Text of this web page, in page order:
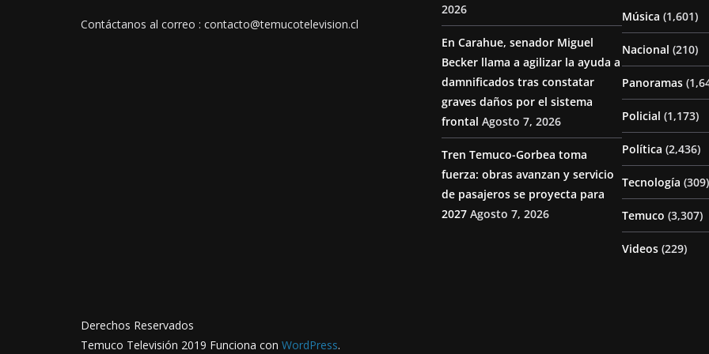
Contáctanos al correo : contacto@temucotelevision.cl
2026
En Carahue, senador Miguel
Becker llama a agilizar la ayuda a
damnificados tras constatar
graves daños por el sistema
frontal Agosto 7, 2026
Tren Temuco-Gorbea toma
fuerza: obras avanzan y servicio
de pasajeros se proyecta para
2027 Agosto 7, 2026
Música (1,601)
Nacional (210)
Panoramas
Policial (1,173)
Política (2,436)
Tecnología (309)
Temuco (3,307)
Videos (229)
Derechos Reservados
Temuco Televisión 2019 Funciona con WordPress.